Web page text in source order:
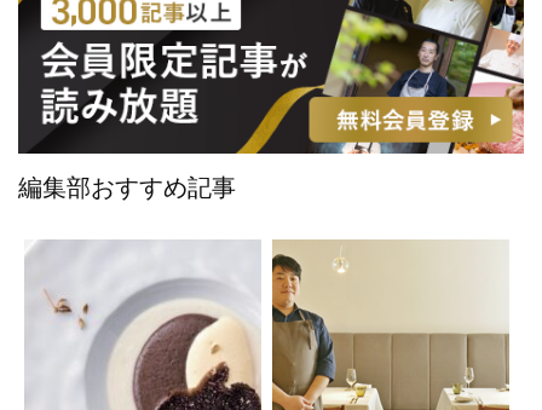
編集部おすすめ記事